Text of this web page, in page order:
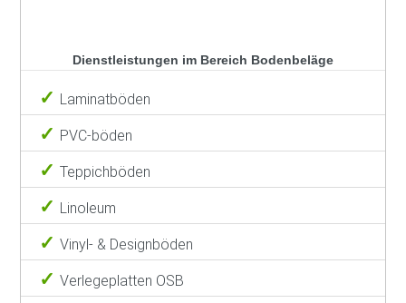
Dienstleistungen im Bereich Bodenbeläge
Laminatböden
PVC-böden
Teppichböden
Linoleum
Vinyl- & Designböden
Verlegeplatten OSB